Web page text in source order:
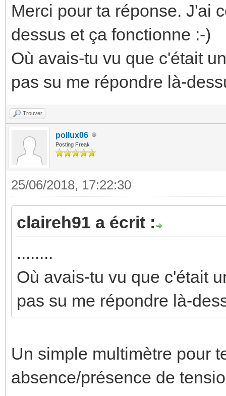
Merci pour ta réponse. J'ai
dessus et ça fonctionne :-)
Où avais-tu vu que c'était
pas su me répondre là-
Trouver
pollux06
Posting Freak
25/06/2018, 17:22:30
claireh91 a écrit :
........
Où avais-tu vu que c'était
pas su me répondre là-
Un simple multimètre pour
absence/présence de